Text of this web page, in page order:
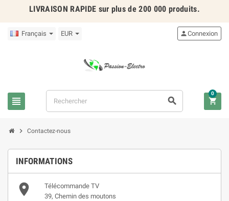
LIVRAISON RAPIDE sur plus de 200 000 produits.
Français EUR
 
Connexion

0
 Contactez-nous
INFORMATIONS

Télécommande TV
39, Chemin des moutons